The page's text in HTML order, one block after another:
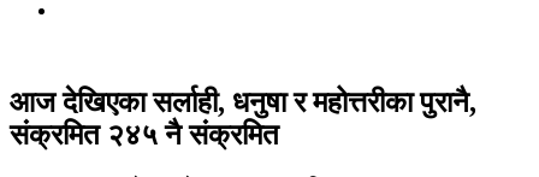
आज देखिएका सर्लाही, धनुषा र महोत्तरीका पुरानै,
संक्रमित २४५ नै संक्रमित